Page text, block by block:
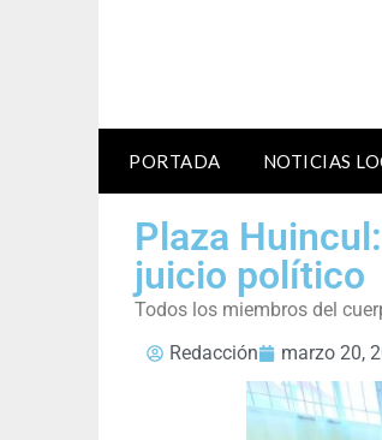
PORTADA NOTICIAS
Plaza
juicio político
Todos los miembros del
Redacción
marzo 20,